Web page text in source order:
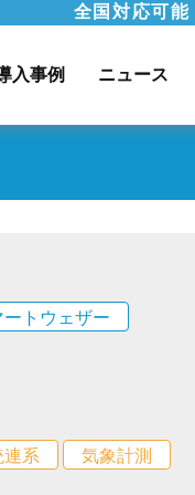
全国対応可能
入事例 ニュース
ートウェザー
連系 気象計測